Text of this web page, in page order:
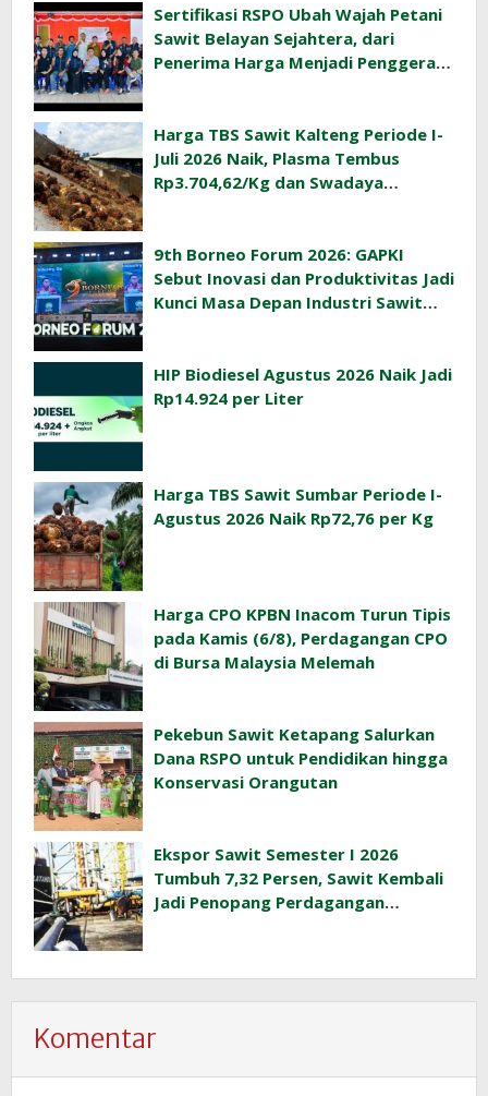
Sertifikasi RSPO Ubah Wajah Petani
Sawit Belayan Sejahtera, dari
Penerima Harga Menjadi Penggerak
Harga TBS Sawit Kalteng Periode I-
Juli 2026 Naik, Plasma Tembus
Rp3.704,62/Kg dan Swadaya
9th Borneo Forum 2026: GAPKI
Sebut Inovasi dan Produktivitas Jadi
Kunci Masa Depan Industri Sawit
HIP Biodiesel Agustus 2026 Naik Jadi
Rp14.924 per Liter
Harga TBS Sawit Sumbar Periode I-
Agustus 2026 Naik Rp72,76 per Kg
Harga CPO KPBN Inacom Turun Tipis
pada Kamis (6/8), Perdagangan CPO
di Bursa Malaysia Melemah
Pekebun Sawit Ketapang Salurkan
Dana RSPO untuk Pendidikan hingga
Konservasi Orangutan
Ekspor Sawit Semester I 2026
Tumbuh 7,32 Persen, Sawit Kembali
Jadi Penopang Perdagangan
Komentar